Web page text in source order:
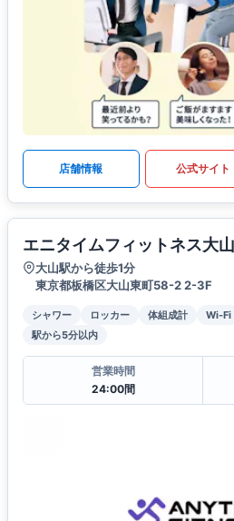
店舗情報 公式サイト
エニタイムフィットネス大
大山駅から徒歩1分
東京都板橋区大山東町58-2 2-3F
シャワー ロッカー 体組成計 Wi-Fi
駅から5分以内
営業時間
24:00間